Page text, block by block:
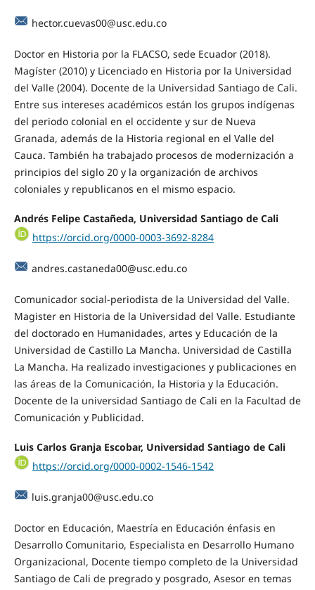
hector.cuevas00@usc.edu.co
Doctor en Historia por la FLACSO, sede Ecuador (2018).
Magíster (2010) y Licenciado en Historia por la Universidad
del Valle (2004). Docente de la Universidad Santiago de Cali.
Entre sus intereses académicos están los grupos indígenas
del periodo colonial en el occidente y sur de Nueva
Granada, además de la Historia regional en el Valle del
Cauca. También ha trabajado procesos de modernización a
principios del siglo 20 y la organización de archivos
coloniales y republicanos en el mismo espacio.
Andrés Felipe Castañeda, Universidad Santiago de Cali
https://orcid.org/0000-0003-3692-8284
andres.castaneda00@usc.edu.co
Comunicador social-periodista de la Universidad del Valle.
Magister en Historia de la Universidad del Valle. Estudiante
del doctorado en Humanidades, artes y Educación de la
Universidad de Castillo La Mancha. Universidad de Castilla
La Mancha. Ha realizado investigaciones y publicaciones en
las áreas de la Comunicación, la Historia y la Educación.
Docente de la universidad Santiago de Cali en la Facultad de
Comunicación y Publicidad.
Luis Carlos Granja Escobar, Universidad Santiago de Cali
https://orcid.org/0000-0002-1546-1542
luis.granja00@usc.edu.co
Doctor en Educación, Maestría en Educación énfasis en
Desarrollo Comunitario, Especialista en Desarrollo Humano
Organizacional, Docente tiempo completo de la Universidad
Santiago de Cali de pregrado y posgrado, Asesor en temas